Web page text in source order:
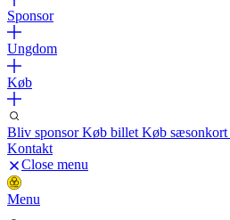
Sponsor
Ungdom
Køb
Bliv sponsorKøb billet Køb sæsonkort
Kontakt
Close menu
Menu